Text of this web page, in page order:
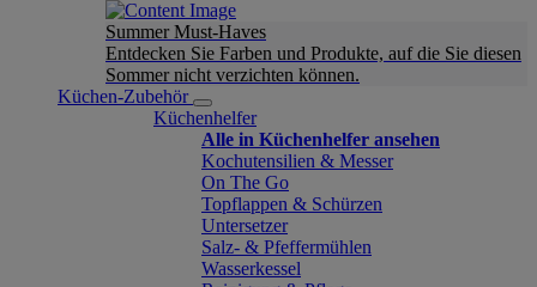
Summer Must-Haves
Entdecken Sie Farben und Produkte, auf die Sie diesen
Sommer nicht verzichten können.
Küchen-Zubehör
Küchenhelfer
Alle in Küchenhelfer ansehen
Kochutensilien & Messer
On The Go
Topflappen & Schürzen
Untersetzer
Salz- & Pfeffermühlen
Wasserkessel